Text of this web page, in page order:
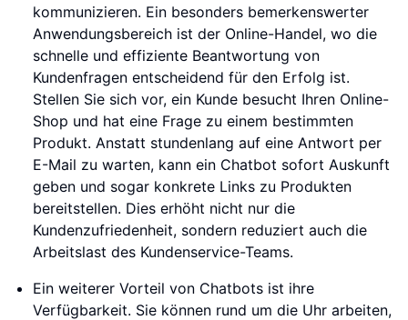
kommunizieren. Ein besonders bemerkenswerter
Anwendungsbereich ist der Online-Handel, wo die
schnelle und effiziente Beantwortung von
Kundenfragen entscheidend für den Erfolg ist.
Stellen Sie sich vor, ein Kunde besucht Ihren Online-
Shop und hat eine Frage zu einem bestimmten
Produkt. Anstatt stundenlang auf eine Antwort per
E-Mail zu warten, kann ein Chatbot sofort Auskunft
geben und sogar konkrete Links zu Produkten
bereitstellen. Dies erhöht nicht nur die
Kundenzufriedenheit, sondern reduziert auch die
Arbeitslast des Kundenservice-Teams.
Ein weiterer Vorteil von Chatbots ist ihre
Verfügbarkeit. Sie können rund um die Uhr arbeiten,